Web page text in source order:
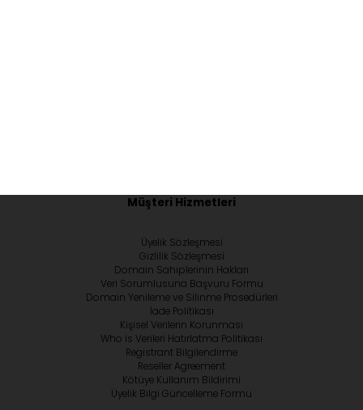
Müşteri Hizmetleri
Üyelik Sözleşmesi
Gizlilik Sözleşmesi
Domain Sahiplerinin Hakları
Veri Sorumlusuna Başvuru Formu
Domain Yenileme ve Silinme Prosedürleri
İade Politikası
Kişisel Verilerin Korunması
Who is Verileri Hatırlatma Politikası
Registrant Bilgilendirme
Reseller Agreement
Kötüye Kullanım Bildirimi
Üyelik Bilgi Güncelleme Formu